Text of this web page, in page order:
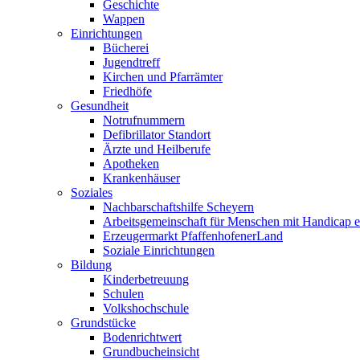
Geschichte
Wappen
Einrichtungen
Bücherei
Jugendtreff
Kirchen und Pfarrämter
Friedhöfe
Gesundheit
Notrufnummern
Defibrillator Standort
Ärzte und Heilberufe
Apotheken
Krankenhäuser
Soziales
Nachbarschaftshilfe Scheyern
Arbeitsgemeinschaft für Menschen mit Handicap
Erzeugermarkt PfaffenhofenerLand
Soziale Einrichtungen
Bildung
Kinderbetreuung
Schulen
Volkshochschule
Grundstücke
Bodenrichtwert
Grundbucheinsicht